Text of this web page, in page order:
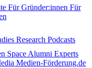
Für Gründer:innen Für
Research Podcasts
Space Alumni Experts
Medien-Förderung.de